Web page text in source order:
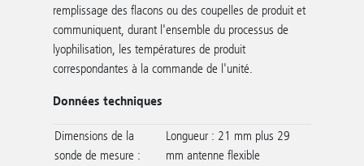
remplissage des flacons ou des coupelles de produit et
communiquent, durant l'ensemble du processus de
lyophilisation, les températures de produit
correspondantes à la commande de l'unité.
Données techniques
Dimensions de la
sonde de mesure :
Longueur : 21 mm plus 29
mm antenne flexible